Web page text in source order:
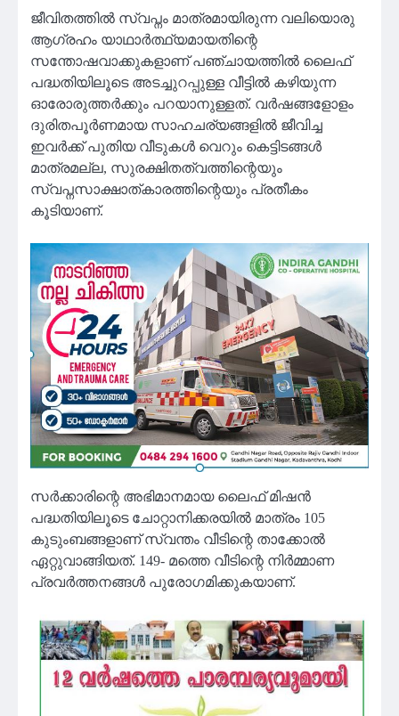
ജീവിതത്തിൽ സ്വപ്നം മാത്രമായിരുന്ന വലിയൊരു
ആഗ്രഹം യാഥാർത്ഥ്യമായതിന്റെ
സന്തോഷവാക്കുകളാണ് പഞ്ചായത്തിൽ ലൈഫ്
പദ്ധതിയിലൂടെ അടച്ചുറപ്പുള്ള വീട്ടിൽ കഴിയുന്ന
ഓരോരുത്തർക്കും പറയാനുള്ളത്. വർഷങ്ങളോളം
ദുരിതപൂർണമായ സാഹചര്യങ്ങളിൽ ജീവിച്ച
ഇവർക്ക് പുതിയ വീടുകൾ വെറും കെട്ടിടങ്ങൾ
മാത്രമല്ല, സുരക്ഷിതത്വത്തിന്റെയും
സ്വപ്നസാക്ഷാത്കാരത്തിന്റെയും പ്രതീകം
കൂടിയാണ്.
സർക്കാരിന്റെ അഭിമാനമായ ലൈഫ് മിഷൻ
പദ്ധതിയിലൂടെ ചോറ്റാനിക്കരയിൽ മാത്രം 105
കുടുംബങ്ങളാണ് സ്വന്തം വീടിന്റെ താക്കോൽ
ഏറ്റുവാങ്ങിയത്. 149- മത്തെ വീടിന്റെ നിർമ്മാണ
പ്രവർത്തനങ്ങൾ പുരോഗമിക്കുകയാണ്.